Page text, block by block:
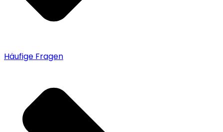
Häufige Fragen